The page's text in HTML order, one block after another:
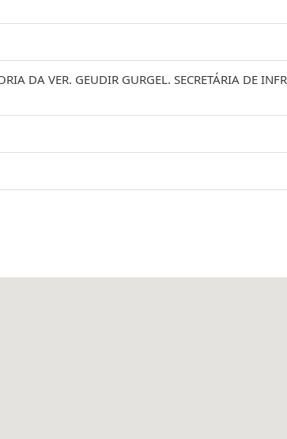
DA VER. GEUDIR GURGEL. SECRETÁRIA DE